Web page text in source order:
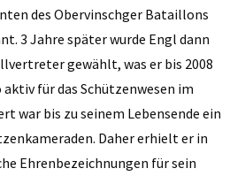
des Obervinschger Bataillons
3 Jahre später wurde Engl dann
gewählt, was er bis 2008
für das Schützenwesen im
war bis zu seinem Lebensende ein
Daher erhielt er in
Ehrenbezeichnungen für sein